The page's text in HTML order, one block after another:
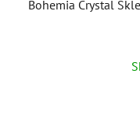
Bohemia Crystal